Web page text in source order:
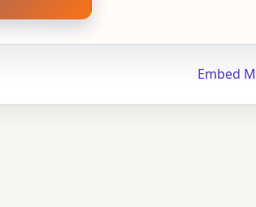
Embed